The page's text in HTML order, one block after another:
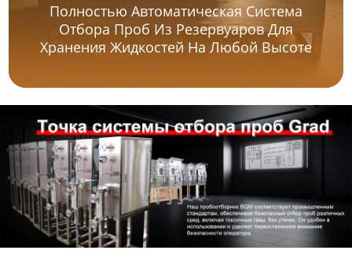
Полностью Автоматическая Система
Отбора Проб Из Резервуаров Для
Хранения Жидкостей На Любой Высоте